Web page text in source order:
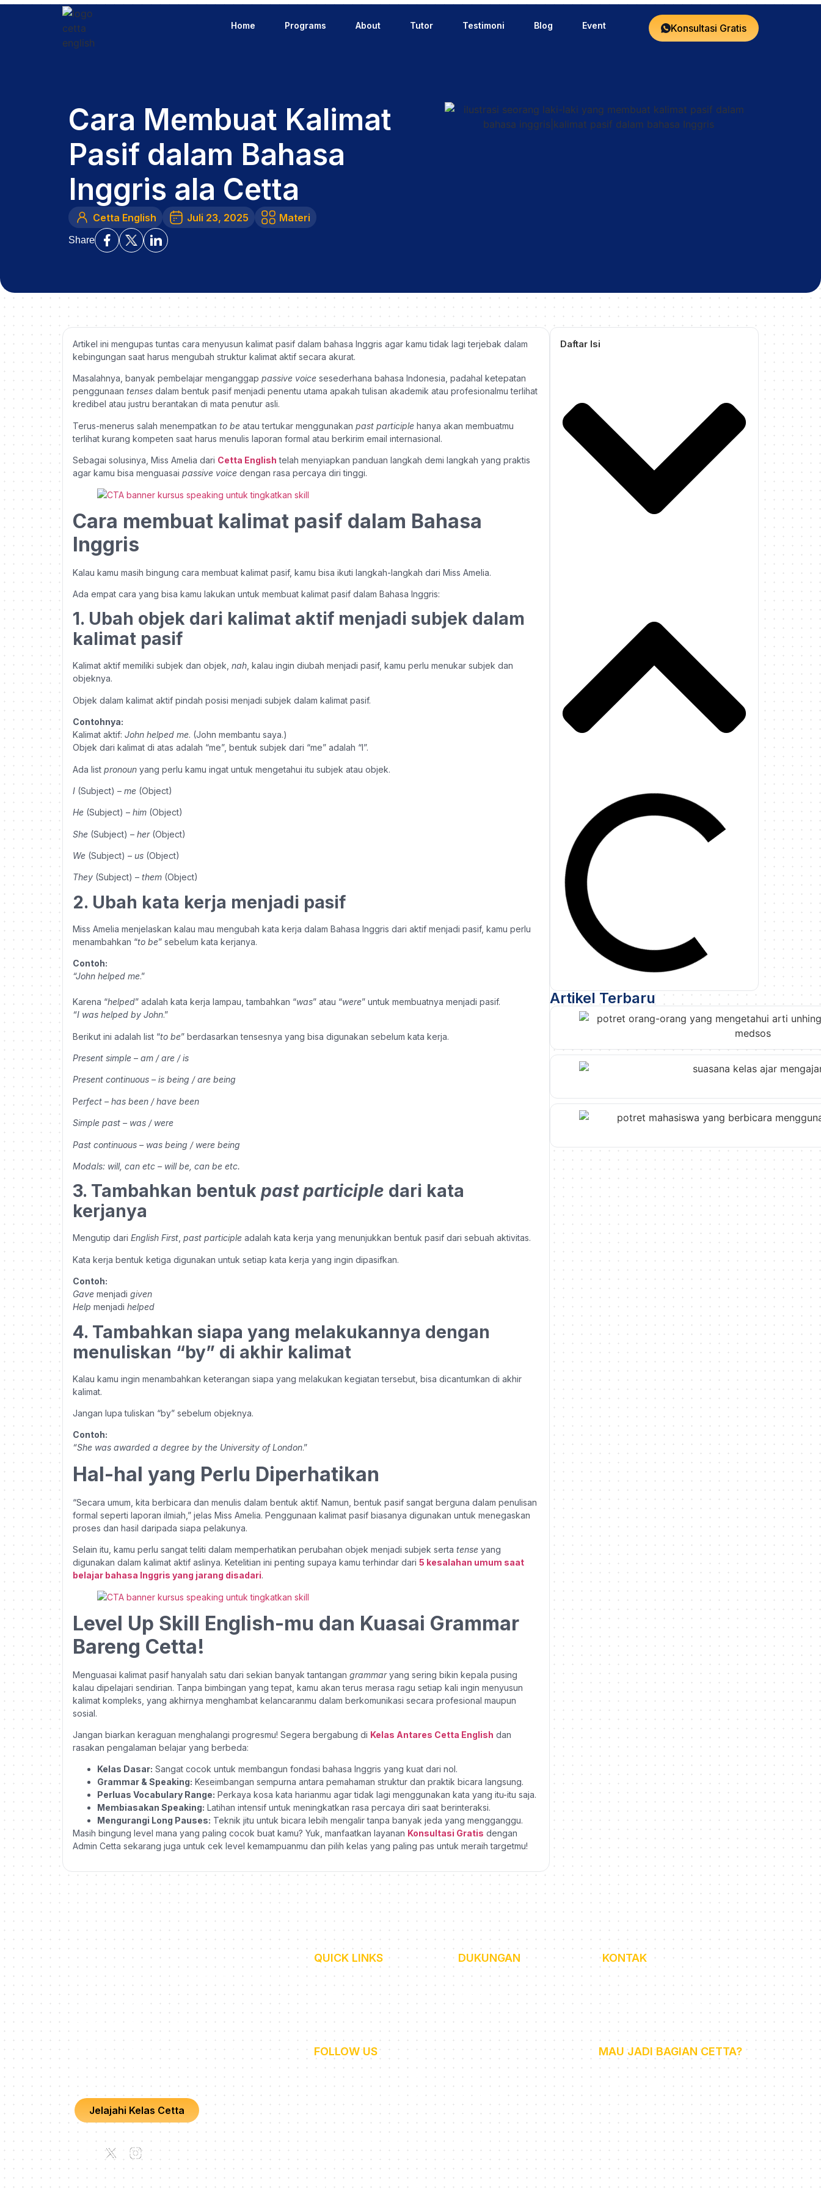
Home Programs About Tutor Testimoni Blog Event Konsultasi Gratis
Cara Membuat Kalimat
Pasif dalam Bahasa
Inggris ala Cetta
Cetta English Juli 23, 2025 Materi
Share
Artikel ini mengupas tuntas cara menyusun kalimat pasif dalam bahasa Inggris agar kamu tidak lagi terjebak dalam
kebingungan saat harus mengubah struktur kalimat aktif secara akurat.
Masalahnya, banyak pembelajar menganggap passive voice sesederhana bahasa Indonesia, padahal ketepatan
penggunaan tenses dalam bentuk pasif menjadi penentu utama apakah tulisan akademik atau profesionalmu terlihat
kredibel atau justru berantakan di mata penutur asli.
Terus-menerus salah menempatkan to be atau tertukar menggunakan past participle hanya akan membuatmu
terlihat kurang kompeten saat harus menulis laporan formal atau berkirim email internasional.
Sebagai solusinya, Miss Amelia dari Cetta English telah menyiapkan panduan langkah demi langkah yang praktis
agar kamu bisa menguasai passive voice dengan rasa percaya diri tinggi.
Cara membuat kalimat pasif dalam Bahasa
Inggris
Kalau kamu masih bingung cara membuat kalimat pasif, kamu bisa ikuti langkah-langkah dari Miss Amelia.
Ada empat cara yang bisa kamu lakukan untuk membuat kalimat pasif dalam Bahasa Inggris:
1. Ubah objek dari kalimat aktif menjadi subjek dalam
kalimat pasif
Kalimat aktif memiliki subjek dan objek, nah , kalau ingin diubah menjadi pasif, kamu perlu menukar subjek dan
objeknya.
Objek dalam kalimat aktif pindah posisi menjadi subjek dalam kalimat pasif.
Contohnya:
Kalimat aktif: John helped me. (John membantu saya.)
Objek dari kalimat di atas adalah “me”, bentuk subjek dari “me” adalah “I”.
Ada list pronoun yang perlu kamu ingat untuk mengetahui itu subjek atau objek.
I (Subject) – me (Object)
He (Subject) – him (Object)
She (Subject) – her(Object)
We (Subject) – us (Object)
They (Subject) – them (Object)
2. Ubah kata kerja menjadi pasif
Miss Amelia menjelaskan kalau mau mengubah kata kerja dalam Bahasa Inggris dari aktif menjadi pasif, kamu perlu
menambahkan “to be” sebelum kata kerjanya.
Contoh:
“John helped me.”
Karena “helped” adalah kata kerja lampau, tambahkan “was” atau “were” untuk membuatnya menjadi pasif.
“I was helped by John.”
Berikut ini adalah list “to be” berdasarkan tensesnya yang bisa digunakan sebelum kata kerja.
Present simple – am / are / is
Present continuous – is being / are being
Perfect – has been / have been
Simple past – was / were
Past continuous – was being / were being
Modals: will, can etc – will be, can be etc.
3. Tambahkan bentuk past participle dari kata
kerjanya
Mengutip dari English First past participle adalah kata kerja yang menunjukkan bentuk pasif dari sebuah aktivitas.
Kata kerja bentuk ketiga digunakan untuk setiap kata kerja yang ingin dipasifkan.
Contoh:
Gave menjadi given
Help menjadi helped
4. Tambahkan siapa yang melakukannya dengan
menuliskan “by” di akhir kalimat
Kalau kamu ingin menambahkan keterangan siapa yang melakukan kegiatan tersebut, bisa dicantumkan di akhir
kalimat.
Jangan lupa tuliskan “by” sebelum objeknya.
Contoh:
“She was awarded a degree by the University of London.”
Hal-hal yang Perlu Diperhatikan
“Secara umum, kita berbicara dan menulis dalam bentuk aktif. Namun, bentuk pasif sangat berguna dalam penulisan
formal seperti laporan ilmiah,” jelas Miss Amelia. Penggunaan kalimat pasif biasanya digunakan untuk menegaskan
proses dan hasil daripada siapa pelakunya.
Selain itu, kamu perlu sangat teliti dalam memperhatikan perubahan objek menjadi subjek serta tense yang
digunakan dalam kalimat aktif aslinya. Ketelitian ini penting supaya kamu terhindar dari 5 kesalahan umum saat
belajar bahasa Inggris yang jarang disadari.
Level Up Skill English-mu dan Kuasai Grammar
Bareng Cetta!
Menguasai kalimat pasif hanyalah satu dari sekian banyak tantangan grammaryang sering bikin kepala pusing
kalau dipelajari sendirian. Tanpa bimbingan yang tepat, kamu akan terus merasa ragu setiap kali ingin menyusun
kalimat kompleks, yang akhirnya menghambat kelancaranmu dalam berkomunikasi secara profesional maupun
sosial.
Jangan biarkan keraguan menghalangi progresmu! Segera bergabung di Kelas Antares Cetta English dan
rasakan pengalaman belajar yang berbeda:
Kelas Dasar: Sangat cocok untuk membangun fondasi bahasa Inggris yang kuat dari nol.
Grammar & Speaking: Keseimbangan sempurna antara pemahaman struktur dan praktik bicara langsung.
Perluas Vocabulary Range: Perkaya kosa kata harianmu agar tidak lagi menggunakan kata yang itu-itu saja.
Membiasakan Speaking: Latihan intensif untuk meningkatkan rasa percaya diri saat berinteraksi.
Mengurangi Long Pauses: Teknik jitu untuk bicara lebih mengalir tanpa banyak jeda yang mengganggu.
Masih bingung level mana yang paling cocok buat kamu? Yuk, manfaatkan layanan Konsultasi Gratis dengan
Admin Cetta sekarang juga untuk cek level kemampuanmu dan pilih kelas yang paling pas untuk meraih targetmu!
Daftar Isi
Artikel Terbaru
Kelas bahasa asing online interaktif dengan tutor
praktisi buat pembelajaran makin
menyenangkan!
PT. Cetta Cita Cendekia
HQ, Plaza Oleos, Jl. TB Simatupang No.Kav 53A
5th Floor, RT.2/RW.1, Kebagusan, Ps. Minggu,
Kota Jakarta Selatan, Daerah Khusus Ibukota
Jakarta 12520
Jelajahi Kelas Cetta
QUICK LINKS
Beranda
About
Career
DUKUNGAN
FAQ
Community
Press Release/Media
KONTAK
+62 852-1141-5785 (Admin
WA Only)
cettaenglish@gmail.com
18.00)
FOLLOW US
Instagram
Cetta Japanese
Cetta Korean
Cetta Mandarin
Cetta French
Tiktok
Cetta Japanese
Cetta Korean
Cetta Mandarin
Cetta French
MAU JADI BAGIAN CETTA?
Life at Cetta
Cetta Online Class